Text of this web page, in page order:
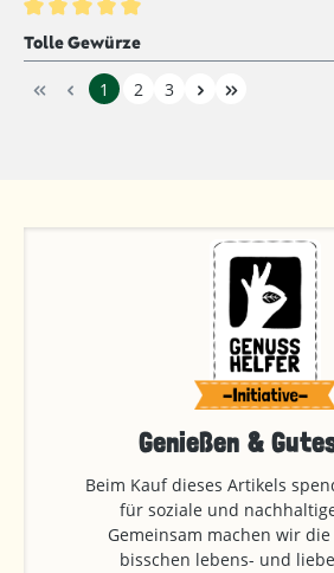
Bewertung mit 5 von 5 Sternen
Tolle Gewürze
1 2 3
Genießen &
Beim Kauf dieses Artikels
für soziale und
Gemeinsam machen wir
bisschen lebens- und